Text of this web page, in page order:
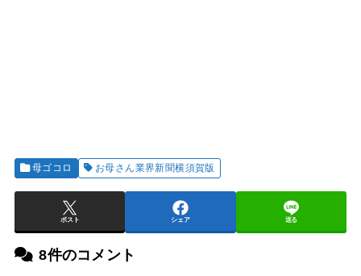
母ゴコロ お母さん業界新聞横須賀版
ポスト シェア 送る
8件のコメント